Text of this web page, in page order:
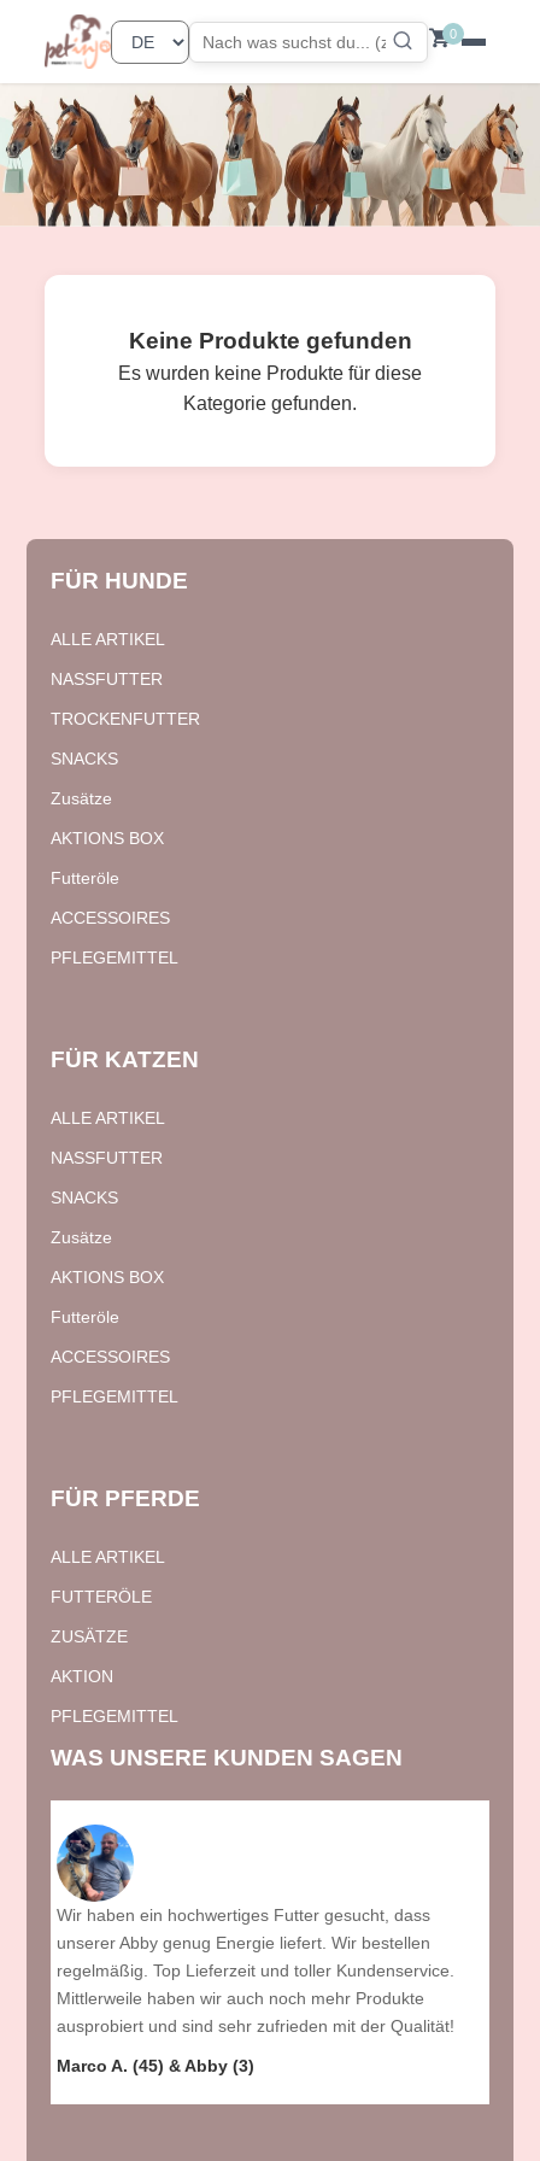
0
Keine Produkte gefunden
Es wurden keine Produkte für diese
Kategorie gefunden.
FÜR HUNDE
ALLE ARTIKEL
NASSFUTTER
TROCKENFUTTER
SNACKS
Zusätze
AKTIONS BOX
Futteröle
ACCESSOIRES
PFLEGEMITTEL
FÜR KATZEN
ALLE ARTIKEL
NASSFUTTER
SNACKS
Zusätze
AKTIONS BOX
Futteröle
ACCESSOIRES
PFLEGEMITTEL
FÜR PFERDE
ALLE ARTIKEL
FUTTERÖLE
ZUSÄTZE
AKTION
PFLEGEMITTEL
WAS UNSERE KUNDEN SAGEN
Wir haben ein hochwertiges Futter gesucht, dass
unserer Abby genug Energie liefert. Wir bestellen
regelmäßig. Top Lieferzeit und toller Kundenservice.
Mittlerweile haben wir auch noch mehr Produkte
ausprobiert und sind sehr zufrieden mit der Qualität!
Marco A. (45) & Abby (3)